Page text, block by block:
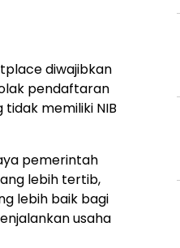
diwajibkan
pendaftaran
memiliki NIB
pemerintah
lebih tertib,
lebih baik bagi
usaha